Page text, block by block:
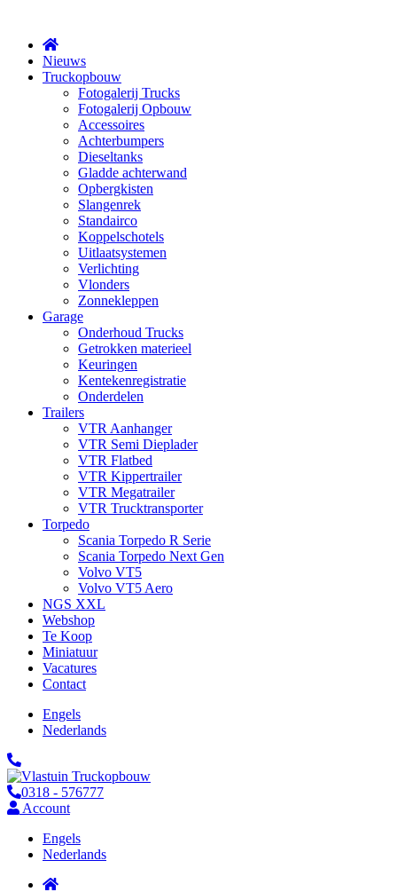
Nieuws
Truckopbouw
Fotogalerij Trucks
Fotogalerij Opbouw
Accessoires
Achterbumpers
Dieseltanks
Gladde achterwand
Opbergkisten
Slangenrek
Standairco
Koppelschotels
Uitlaatsystemen
Verlichting
Vlonders
Zonnekleppen
Garage
Onderhoud Trucks
Getrokken materieel
Keuringen
Kentekenregistratie
Onderdelen
Trailers
VTR Aanhanger
VTR Semi Dieplader
VTR Flatbed
VTR Kippertrailer
VTR Megatrailer
VTR Trucktransporter
Torpedo
Scania Torpedo R Serie
Scania Torpedo Next Gen
Volvo VT5
Volvo VT5 Aero
NGS XXL
Webshop
Te Koop
Miniatuur
Vacatures
Contact
Engels
Nederlands
0318 - 576777
Account
Engels
Nederlands